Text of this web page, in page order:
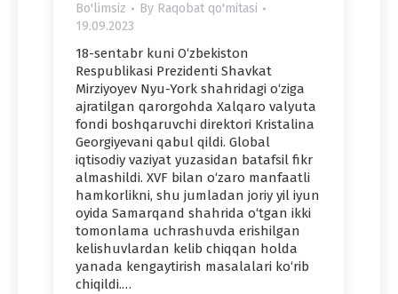
Bo'limsiz By Raqobat qo'mitasi
19.09.2023
18-sentabr kuni O‘zbekiston
Respublikasi Prezidenti Shavkat
Mirziyoyev Nyu-York shahridagi o‘ziga
ajratilgan qarorgohda Xalqaro valyuta
fondi boshqaruvchi direktori Kristalina
Georgiyevani qabul qildi. Global
iqtisodiy vaziyat yuzasidan batafsil fikr
almashildi. XVF bilan o‘zaro manfaatli
hamkorlikni, shu jumladan joriy yil iyun
oyida Samarqand shahrida o‘tgan ikki
tomonlama uchrashuvda erishilgan
kelishuvlardan kelib chiqqan holda
yanada kengaytirish masalalari ko‘rib
chiqildi.…